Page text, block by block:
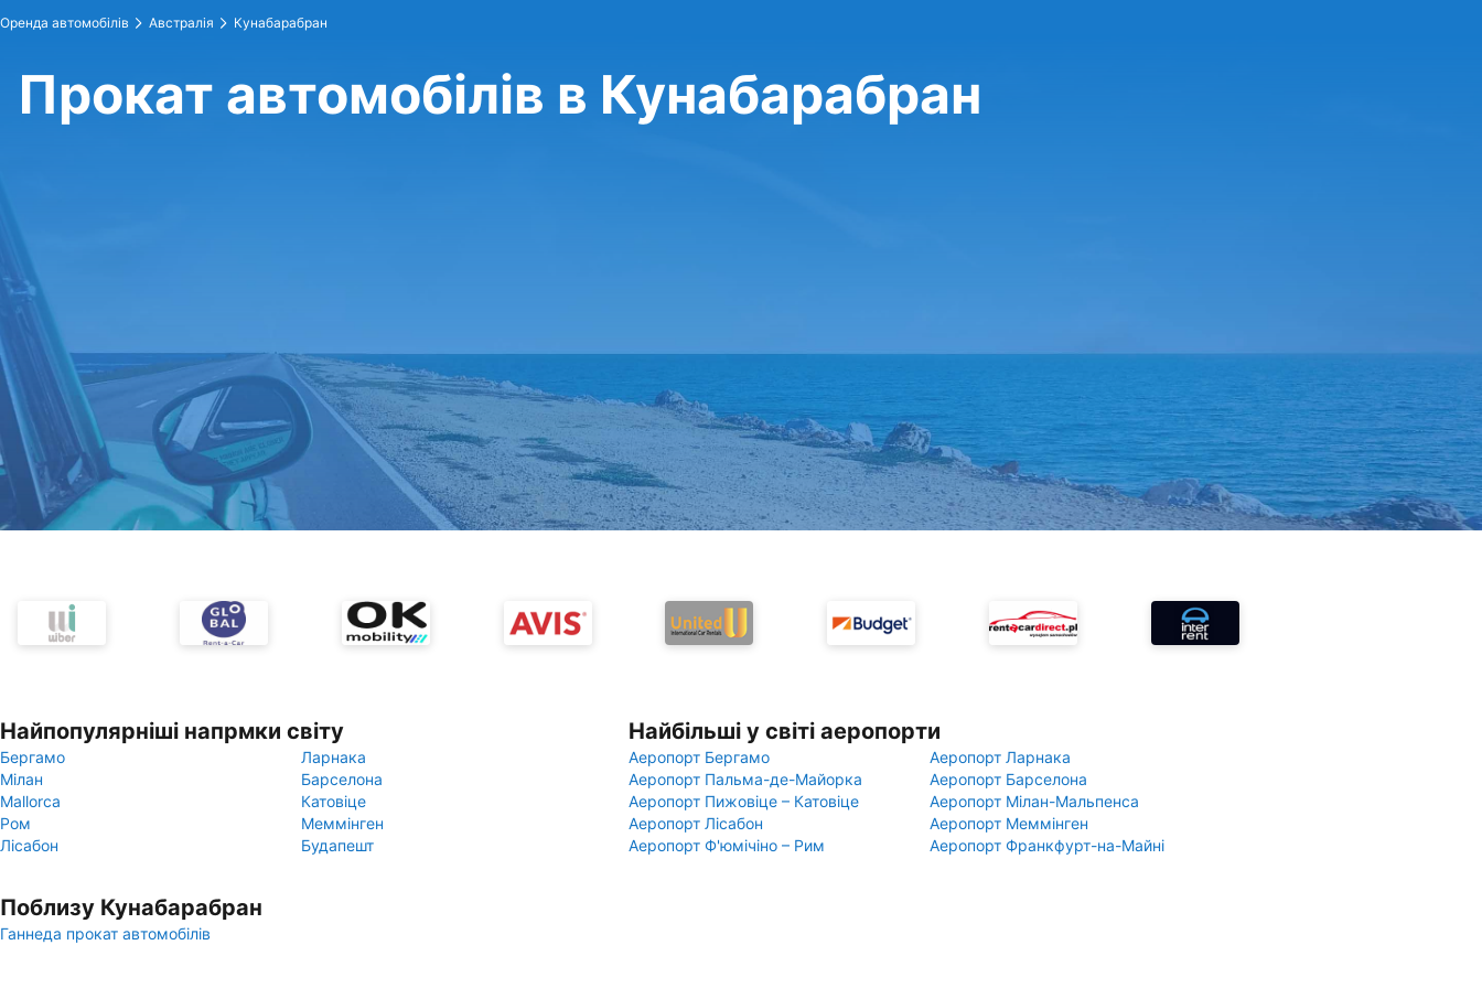
Оренда автомобілів Австралія Кунабарабран
Прокат автомобілів в Кунабарабран
Найпопулярніші напрмки світу
Бергамо
Ларнака
Мілан
Барселона
Mallorca
Катовіце
Ром
Меммінген
Лісабон
Будапешт
Найбільші у світі аеропорти
Аеропорт Бергамо
Аеропорт Ларнака
Аеропорт Пальма-де-Майорка
Аеропорт Барселона
Аеропорт Пижовіце – Катовіце
Аеропорт Мілан-Мальпенса
Аеропорт Лісабон
Аеропорт Меммінген
Аеропорт Ф'юмічіно – Рим
Аеропорт Франкфурт-на-Майні
Поблизу Кунабарабран
Ганнеда прокат автомобілів